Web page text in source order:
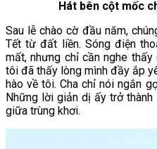
Hát bên cột mốc
Sau lễ chào cờ đầu năm,
Tết từ đất liền. Sóng điện
mất, nhưng chỉ cần nghe thấy
tôi đã thấy lòng mình đầy ắp
hào về tôi. Cha chỉ nói ngắn
Những lời giản dị ấy trở
giữa trùng khơi.